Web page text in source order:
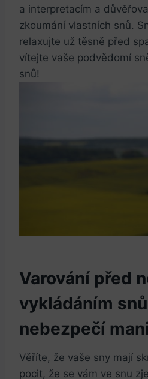
a interpretacím a
zkoumání vlastních snů.
relaxujte už těsně před
vítejte vaše podvědomí
snů!
Varování před
vykládáním
nebezpečí
Věříte, že vaše sny mají
pocit, že se vám ve snu